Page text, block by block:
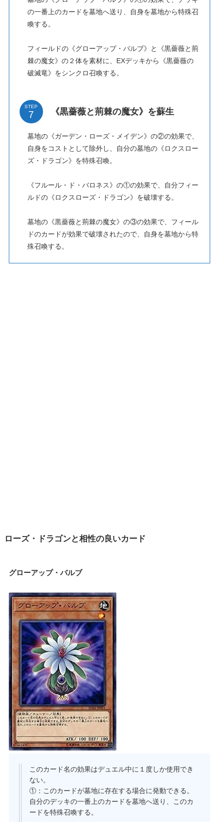
の一番上のカードを墓地へ送り、自身を墓地から特殊召
喚する。
フィールドの《グローアップ・バルブ》と《黒薔薇と荊
棘の魔女》の２体を素材に、EXデッキから《黒薔薇の
破滅竜》をシンクロ召喚する。
STEP
《黒薔薇と荊棘の魔女》を蘇生
墓地の《ガーデン・ローズ・メイデン》の②の効果で、
自身をコストとして除外し、自分の墓地の《ロクスロー
ズ・ドラゴン》を特殊召喚。
《フルール・ド・バロネス》の①の効果で、自分フィー
ルドの《ロクスローズ・ドラゴン》を破壊する。
墓地の《黒薔薇と荊棘の魔女》の③の効果で、フィール
ドのカードが効果で破壊されたので、自身を墓地から特
殊召喚する。
ローズ・ドラゴンと相性の良いカード
グローアップ・バルブ
このカード名の効果はデュエル中に１度しか使用でき
ない。
①：このカードが墓地に存在する場合に発動できる。
自分のデッキの一番上のカードを墓地へ送り、このカ
ードを特殊召喚する。